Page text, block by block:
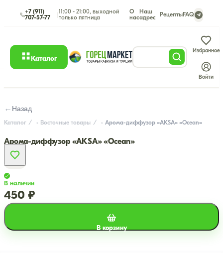
+7 (911)
707-57-77
11:00 - 21:00, выходной
только пятница
О
нас
Наш
адрес
РецептыFAQ
Каталог
Избранное
Войти
← Назад
Каталог Восточные товары Арома-диффузор «AKSA» «Ocean»
Арома-диффузор «AKSA» «Ocean»
В наличии
450 ₽
В корзину